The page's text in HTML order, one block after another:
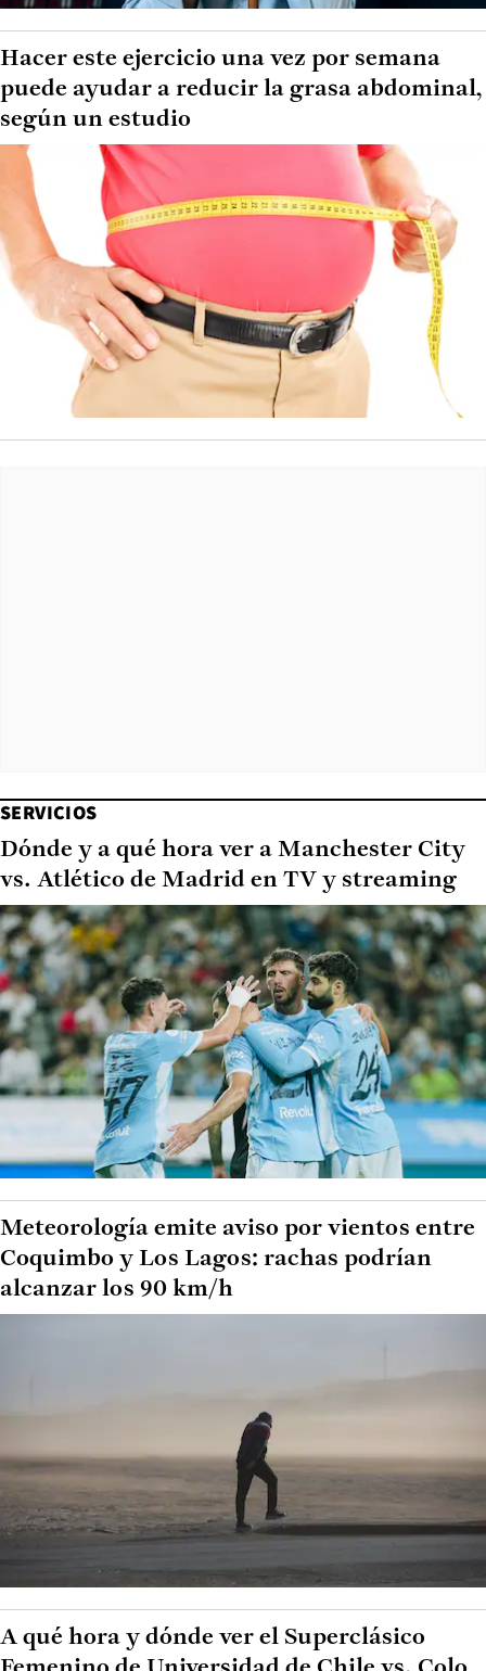
Hacer este ejercicio una vez por semana
puede ayudar a reducir la grasa abdominal,
según un estudio
SERVICIOS
Dónde y a qué hora ver a Manchester City
vs. Atlético de Madrid en TV y streaming
Meteorología emite aviso por vientos entre
Coquimbo y Los Lagos: rachas podrían
alcanzar los 90 km/h
A qué hora y dónde ver el Superclásico